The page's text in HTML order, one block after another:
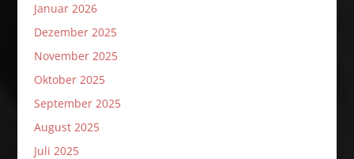
Januar 2026
Dezember 2025
November 2025
Oktober 2025
September 2025
August 2025
Juli 2025